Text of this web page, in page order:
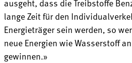
lange Zeit für den
Energieträger sein werden, so
neue Energien wie Wasserstoff
gewinnen.»